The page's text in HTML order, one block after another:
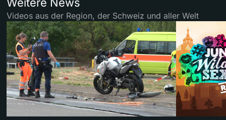
Weitere News
Videos aus der Region, der Schweiz und aller Welt